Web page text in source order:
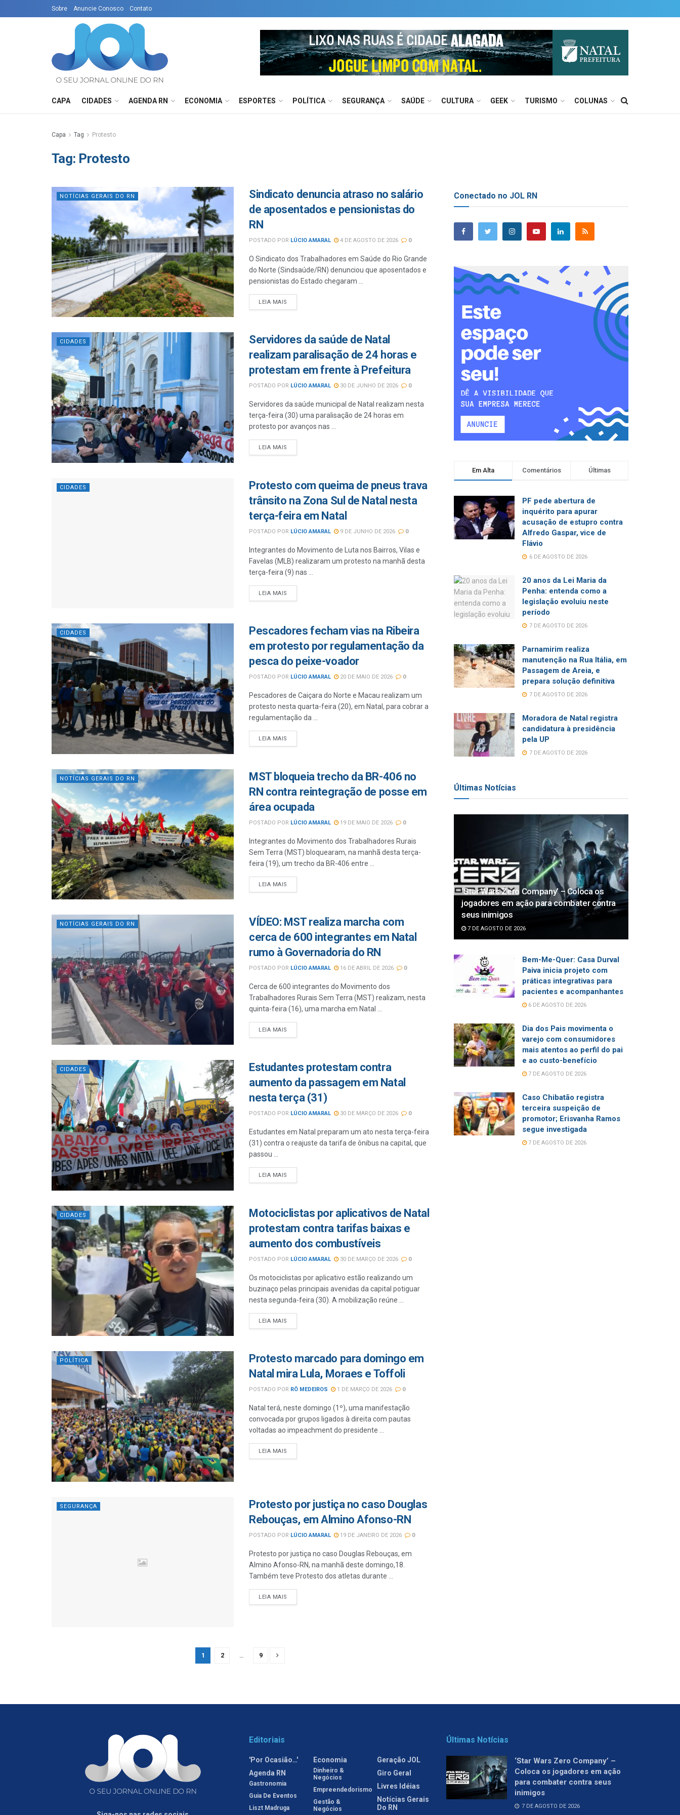
Sobre Anuncie Conosco Contato
CAPA CIDADES AGENDA RN ECONOMIA ESPORTES POLÍTICA SEGURANÇA SAÚDE CULTURA GEEK TURISMO COLUNAS
Capa Tag Protesto
Tag: Protesto
NOTÍCIAS GERAIS DO RN
Sindicato denuncia atraso no salário
de aposentados e pensionistas do
RN
POSTADO POR LÚCIO AMARAL 4 DE AGOSTO DE 2026 0
O Sindicato dos Trabalhadores em Saúde do Rio Grande
do Norte (Sindsaúde/RN) denunciou que aposentados e
pensionistas do Estado chegaram ...
LEIA MAIS
CIDADES
Servidores da saúde de Natal
realizam paralisação de 24 horas e
protestam em frente à Prefeitura
POSTADO POR LÚCIO AMARAL 30 DE JUNHO DE 2026 0
Servidores da saúde municipal de Natal realizam nesta
terça-feira (30) uma paralisação de 24 horas em
protesto por avanços nas ...
LEIA MAIS
CIDADES
Protesto com queima de pneus trava
trânsito na Zona Sul de Natal nesta
terça-feira em Natal
POSTADO POR LÚCIO AMARAL 9 DE JUNHO DE 2026 0
Integrantes do Movimento de Luta nos Bairros, Vilas e
Favelas (MLB) realizaram um protesto na manhã desta
terça-feira (9) nas ...
LEIA MAIS
CIDADES
Pescadores fecham vias na Ribeira
em protesto por regulamentação da
pesca do peixe-voador
POSTADO POR LÚCIO AMARAL 20 DE MAIO DE 2026 0
Pescadores de Caiçara do Norte e Macau realizam um
protesto nesta quarta-feira (20), em Natal, para cobrar a
regulamentação da ...
LEIA MAIS
NOTÍCIAS GERAIS DO RN
MST bloqueia trecho da BR-406 no
RN contra reintegração de posse em
área ocupada
POSTADO POR LÚCIO AMARAL 19 DE MAIO DE 2026 0
Integrantes do Movimento dos Trabalhadores Rurais
Sem Terra (MST) bloquearam, na manhã desta terça-
feira (19), um trecho da BR-406 entre ...
LEIA MAIS
NOTÍCIAS GERAIS DO RN
VÍDEO: MST realiza marcha com
cerca de 600 integrantes em Natal
rumo à Governadoria do RN
POSTADO POR LÚCIO AMARAL 16 DE ABRIL DE 2026 0
Cerca de 600 integrantes do Movimento dos
Trabalhadores Rurais Sem Terra (MST) realizam, nesta
quinta-feira (16), uma marcha em Natal ...
LEIA MAIS
CIDADES
Estudantes protestam contra
aumento da passagem em Natal
nesta terça (31)
POSTADO POR LÚCIO AMARAL 30 DE MARÇO DE 2026 0
Estudantes em Natal preparam um ato nesta terça-feira
(31) contra o reajuste da tarifa de ônibus na capital, que
passou ...
LEIA MAIS
CIDADES
Motociclistas por aplicativos de Natal
protestam contra tarifas baixas e
aumento dos combustíveis
POSTADO POR LÚCIO AMARAL 30 DE MARÇO DE 2026 0
Os motociclistas por aplicativo estão realizando um
buzinaço pelas principais avenidas da capital potiguar
nesta segunda-feira (30). A mobilização reúne ...
LEIA MAIS
POLÍTICA
Protesto marcado para domingo em
Natal mira Lula, Moraes e Toffoli
POSTADO POR RÔ MEDEIROS 1 DE MARÇO DE 2026 0
Natal terá, neste domingo (1º), uma manifestação
convocada por grupos ligados à direita com pautas
voltadas ao impeachment do presidente ...
LEIA MAIS
SEGURANÇA
Protesto por justiça no caso Douglas
Rebouças, em Almino Afonso-RN
POSTADO POR LÚCIO AMARAL 19 DE JANEIRO DE 2026 0
Protesto por justiça no caso Douglas Rebouças, em
Almino Afonso-RN, na manhã deste domingo,18.
Também teve Protesto dos atletas durante ...
LEIA MAIS
1 2 9
Conectado no JOL RN
Em Alta Comentários Últimas
PF pede abertura de
inquérito para apurar
acusação de estupro contra
Alfredo Gaspar, vice de
Flávio
6 DE AGOSTO DE 2026
20 anos da Lei Maria da
Penha: entenda como a
legislação evoluiu neste
período
7 DE AGOSTO DE 2026
Parnamirim realiza
manutenção na Rua Itália, em
Passagem de Areia, e
prepara solução definitiva
7 DE AGOSTO DE 2026
Moradora de Natal registra
candidatura à presidência
pela UP
7 DE AGOSTO DE 2026
Últimas Notícias
‘Star Wars Zero Company’ – Coloca os
jogadores em ação para combater contra
seus inimigos
7 DE AGOSTO DE 2026
Bem-Me-Quer: Casa Durval
Paiva inicia projeto com
práticas integrativas para
pacientes e acompanhantes
6 DE AGOSTO DE 2026
Dia dos Pais movimenta o
varejo com consumidores
mais atentos ao perfil do pai
e ao custo-benefício
7 DE AGOSTO DE 2026
Caso Chibatão registra
terceira suspeição de
promotor; Erisvanha Ramos
segue investigada
7 DE AGOSTO DE 2026
Editoriais
'Por Ocasião…'
Agenda RN
Gastronomia
Guia De Eventos
Liszt Madruga
Economia
Dinheiro &
Negócios
Empreendedorismo
Gestão &
Negócios
Geração JOL
Giro Geral
Livres Idéias
Notícias Gerais
Do RN
Últimas Notícias
‘Star Wars Zero Company’ –
Coloca os jogadores em ação
para combater contra seus
inimigos
7 DE AGOSTO DE 2026